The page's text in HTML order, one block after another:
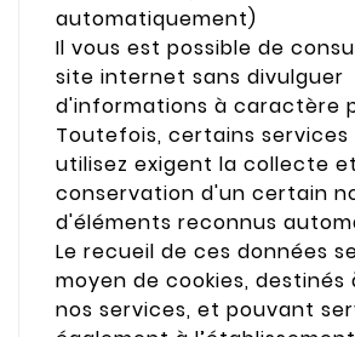
automatiquement)
Il vous est possible de
site internet sans divulguer
d'informations à caractère
Toutefois, certains services
utilisez exigent la collecte
conservation d'un certain
d'éléments reconnus
Le recueil de ces données
moyen de cookies, destinés
nos services, et pouvant